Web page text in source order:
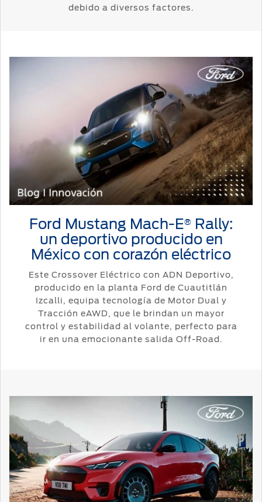
Seminuevos
debido a diversos factores.
Ford Mustang Mach-E® Rally:
un deportivo producido en
México con corazón eléctrico
Este Crossover Eléctrico con ADN Deportivo,
producido en la planta Ford de Cuautitlán
Izcalli, equipa tecnología de Motor Dual y
Tracción eAWD, que le brindan un mayor
control y estabilidad al volante, perfecto para
ir en una emocionante salida Off-Road.